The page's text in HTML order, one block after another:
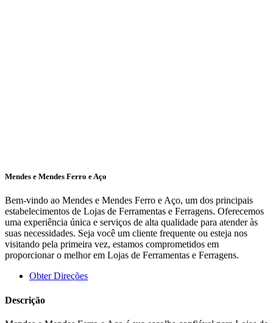
Mendes e Mendes Ferro e Aço
Bem-vindo ao Mendes e Mendes Ferro e Aço, um dos principais
estabelecimentos de Lojas de Ferramentas e Ferragens. Oferecemos
uma experiência única e serviços de alta qualidade para atender às
suas necessidades. Seja você um cliente frequente ou esteja nos
visitando pela primeira vez, estamos comprometidos em
proporcionar o melhor em Lojas de Ferramentas e Ferragens.
Obter Direções
Descrição